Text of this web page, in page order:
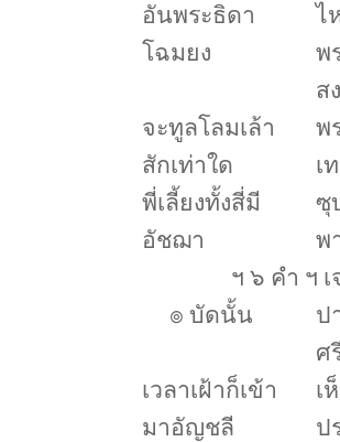
อันพระธิดา
โฉมยง
ไ
พ
ส
จะทูลโลมเล้า
สักเท่าใด
พ
เ
พี่เลี้ยงทั้งสี่มี
อัชฌา
ซุ
พ
ฯ ๖ คำ ฯ เ
๏ บัดนั้น
ป
ศ
เวลาเฝ้าก็เข้า
มาอัญชลี
เ
ป